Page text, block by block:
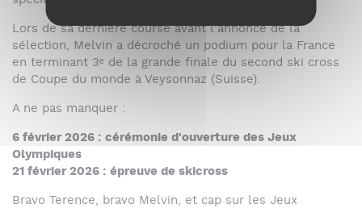
Lors de sa dernière course avant l'annonce de la
sélection, Melvin a décroché un podium pour la France
en terminant 3ᵉ de la grande finale du second ski cross
de Coupe du monde à Veysonnaz (Suisse).
A ne pas manquer :
6 février 2026 : cérémonie d'ouverture des Jeux
Olympiques
21 février 2026 : épreuve de skicross
Bravo Terence, bravo Melvin, et cap sur les Jeux